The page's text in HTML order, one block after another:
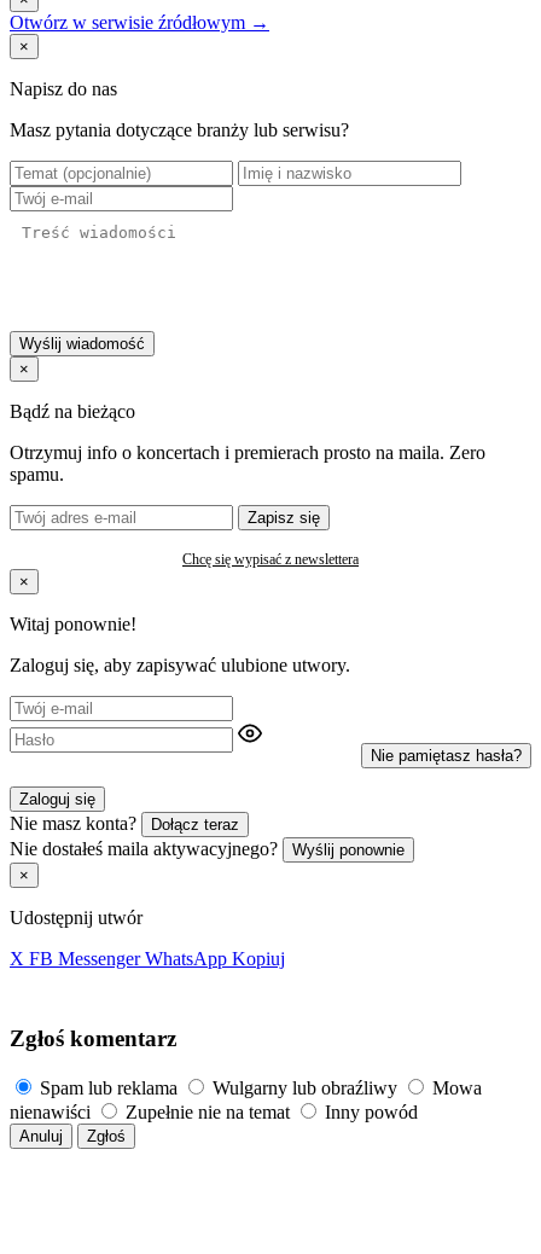
Otwórz w serwisie źródłowym →
×
Napisz do nas
Masz pytania dotyczące branży lub serwisu?
Wyślij wiadomość
×
Bądź na bieżąco
Otrzymuj info o koncertach i premierach prosto na maila. Zero
spamu.
Zapisz się
Chcę się wypisać z newslettera
×
Witaj ponownie!
Zaloguj się, aby zapisywać ulubione utwory.
Nie pamiętasz hasła?
Zaloguj się
Nie masz konta? Dołącz teraz
Nie dostałeś maila aktywacyjnego?
Wyślij ponownie
×
Udostępnij utwór
X FB Messenger WhatsApp Kopiuj
Zgłoś komentarz
Spam lub reklama Wulgarny lub obraźliwy
Mowa
nienawiści
Zupełnie nie na temat Inny powód
Anuluj Zgłoś